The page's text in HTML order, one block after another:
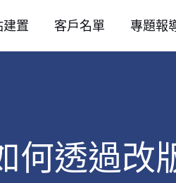
建置 客戶名單 專題報
何透過改